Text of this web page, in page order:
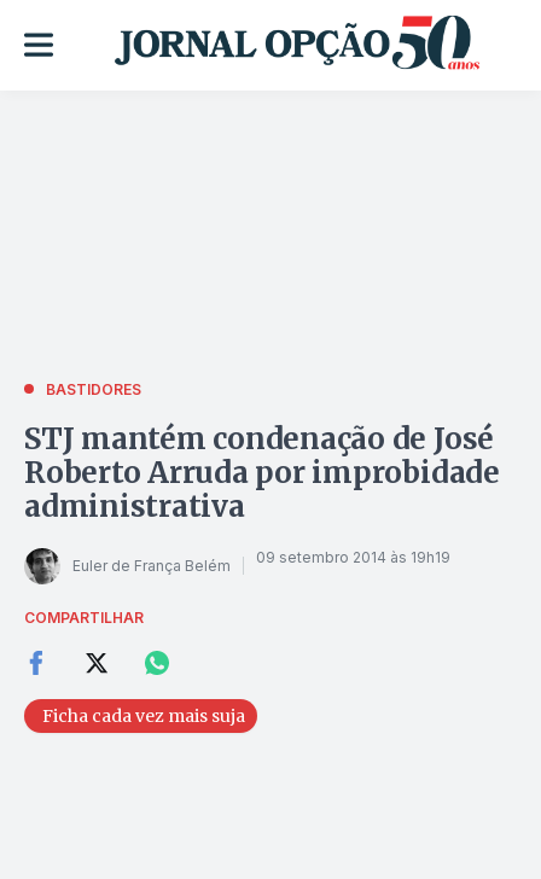
BASTIDORES
STJ mantém condenação de José
Roberto Arruda por improbidade
administrativa
Euler de França Belém 09 setembro 2014 às 19h19
COMPARTILHAR
Ficha cada vez mais suja